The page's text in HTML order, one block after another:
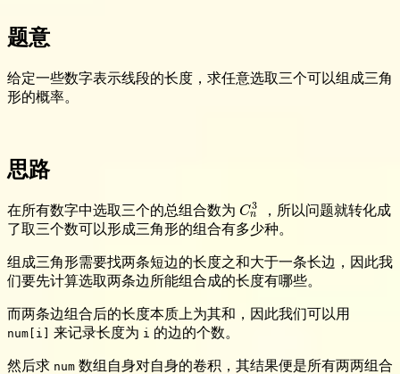
题意
给定一些数字表示线段的长度，求任意选取三个可以组成三角
形的概率。
思路
在所有数字中选取三个的总组合数为 C3
n
Cn3
，所以问题就转化成
了取三个数可以形成三角形的组合有多少种。
组成三角形需要找两条短边的长度之和大于一条长边，因此我
们要先计算选取两条边所能组合成的长度有哪些。
而两条边组合后的长度本质上为其和，因此我们可以用
num[i] 来记录长度为 i 的边的个数。
然后求 num 数组自身对自身的卷积，其结果便是所有两两组合